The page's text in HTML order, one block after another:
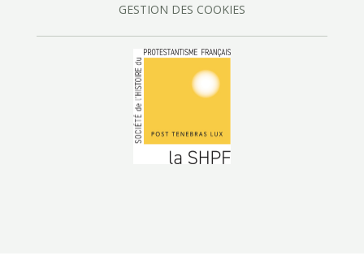
GESTION DES COOKIES